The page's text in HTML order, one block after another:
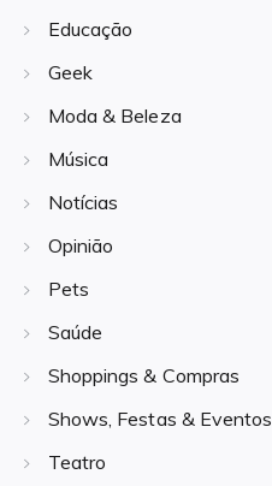
Educação
Geek
Moda & Beleza
Música
Notícias
Opinião
Pets
Saúde
Shoppings & Compras
Shows, Festas & Eventos
Teatro